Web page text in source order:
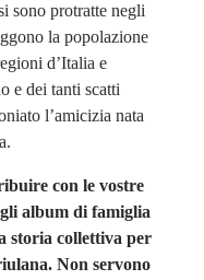
sono protratte negli
la popolazione
d’Italia e
e dei tanti scatti
l’amicizia nata
con le vostre
album di famiglia
storia collettiva per
Non servono